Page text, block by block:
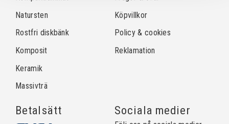
Natursten
Rostfri diskbänk
Komposit
Keramik
Massivträ
Köpvillkor
Policy & cookies
Reklamation
Betalsätt Sociala medier